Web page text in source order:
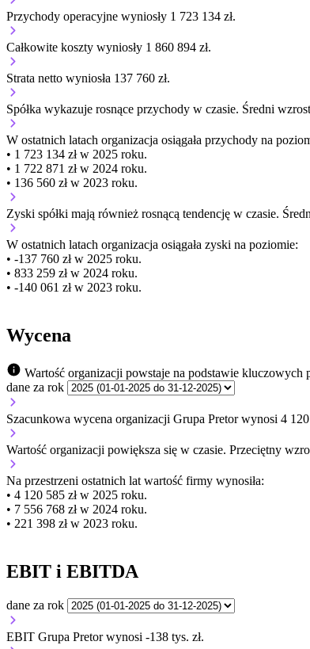
Przychody operacyjne wyniosły 1 723 134 zł.
Całkowite koszty wyniosły 1 860 894 zł.
Strata netto wyniosła 137 760 zł.
Spółka wykazuje rosnące przychody w czasie. Średni
W ostatnich latach organizacja osiągała przychody na
• 1 723 134 zł w 2025 roku.
• 1 722 871 zł w 2024 roku.
• 136 560 zł w 2023 roku.
Zyski spółki mają również rosnącą tendencję w czasie.
W ostatnich latach organizacja osiągała zyski na poziomie:
• -137 760 zł w 2025 roku.
• 833 259 zł w 2024 roku.
• -140 061 zł w 2023 roku.
Wycena
Wartość organizacji powstaje na podstawie
dane za rok
Szacunkowa wycena organizacji Grupa Pretor wynosi 4 120
Wartość organizacji powiększa się w czasie. Przeciętny
Na przestrzeni ostatnich lat wartość firmy wynosiła:
• 4 120 585 zł w 2025 roku.
• 7 556 768 zł w 2024 roku.
• 221 398 zł w 2023 roku.
EBIT i EBITDA
dane za rok
EBIT Grupa Pretor wynosi -138 tys. zł.